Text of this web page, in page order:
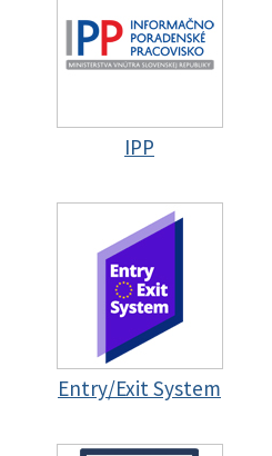
IPP
Entry/Exit System